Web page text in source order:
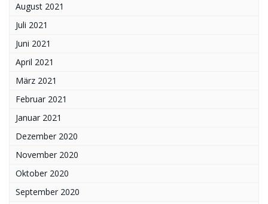
August 2021
Juli 2021
Juni 2021
April 2021
März 2021
Februar 2021
Januar 2021
Dezember 2020
November 2020
Oktober 2020
September 2020